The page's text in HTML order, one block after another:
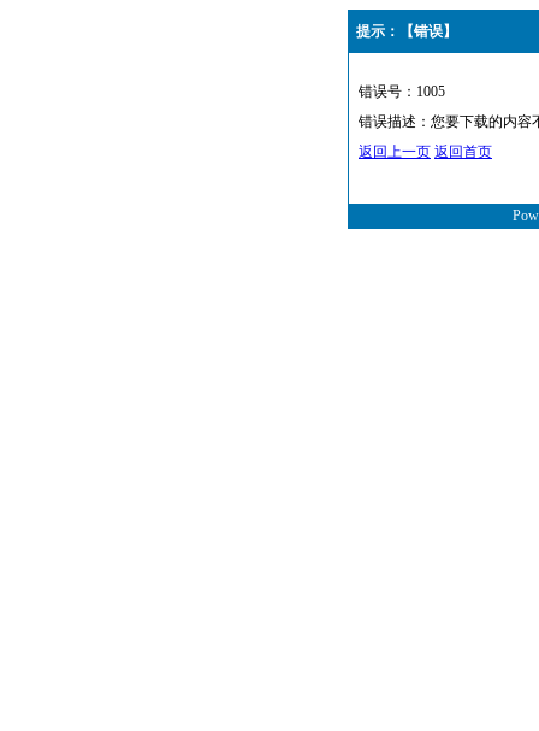
提示：【错误】
错误号：1005
错误描述：您要下载的内容
返回上一页 返回首页